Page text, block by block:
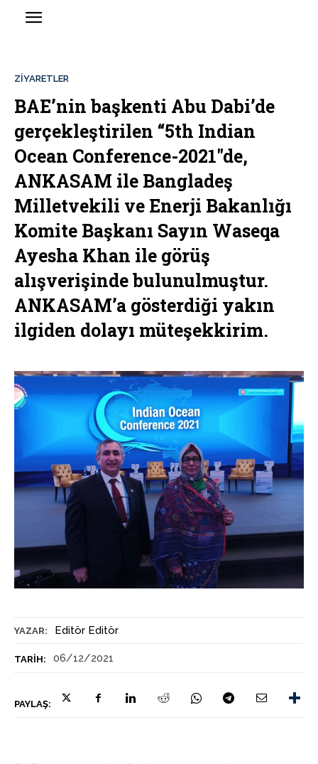
YAZAR: Editör Editör
TARIH: 06/12/2021
PAYLAŞ:
ZIYARETLER
BAE’nin başkenti Abu Dabi’de
gerçekleştirilen “5th Indian
Ocean Conference-2021″de,
ANKASAM ile Bangladeş
Milletvekili ve Enerji Bakanlığı
Komite Başkanı Sayın Waseqa
Ayesha Khan ile görüş
alışverişinde bulunulmuştur.
ANKASAM’a gösterdiği yakın
ilgiden dolayı müteşekkirim.